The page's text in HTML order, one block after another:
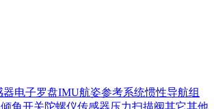
器电子罗盘IMU航姿参考系统惯性导航组
倾角开关陀螺仪传感器压力扫描阀其它其他